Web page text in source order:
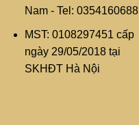
Nam - Tel: 0354160688
MST: 0108297451 cấp
ngày 29/05/2018 tại
SKHĐT Hà Nội